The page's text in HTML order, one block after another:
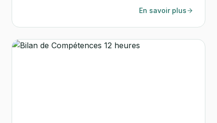
En savoir plus